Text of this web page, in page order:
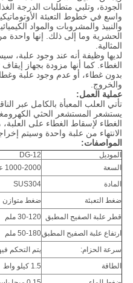
الجودة، وتلبي متطلبات الدرجة
واسع في خطوط التعبئة
والنبيذ والمشروبات والمواد
الحشرية وما إلى ذلك. إنها واحدة
المثالية.
لديها وظيفة أنه عند وجود علبة،
الغطاء. كما أنها مزودة بجهاز
بدون غطاء، أو عدم وجود علبة
والخروج.
عملية العمل:
تأتي العلب المعبأة بالكامل عبر
يستشعر المستشعر الحثي
الغطاء لإسقاط الغطاء على
الانتهاء من علبة واحدة وسيتم
المواصفات:
الموديل
DG-12
السعة
1000-2000 علبة/ساعة (500 مل)
المادة
SUS304
ضغط التعبئة
ضغط متوازن
قطر علبة الصفيح المطبق 30-120 ملم
ارتفاع علبة الصفيح المطبق50-180 ملم
سرعة الحزام:
يتم التحكم
الطاقة
1.5 كيلو واط